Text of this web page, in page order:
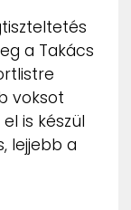
a Takács
voksot
is készül
lejjebb a